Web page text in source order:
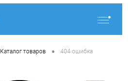
Каталог товаров • 404 ошибка